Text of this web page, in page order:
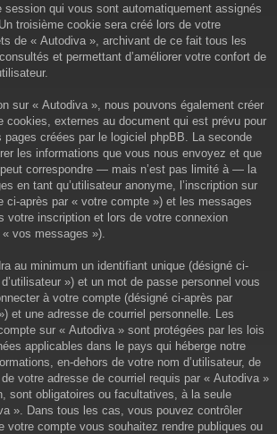
session qui vous sont automatiquement assignés
troisième cookie sera créé lors de votre
de « Autodiva », archivant de ce fait tous les
et permettant d’améliorer votre confort de
sur « Autodiva », nous pouvons également créer
cookies, externes au document qui est prévu pour
pages créées par le logiciel phpBB. La seconde
les informations que vous nous envoyez et que
correspondre — mais n’est pas limité à — la
en tant qu’utilisateur anonyme, l’inscription sur
ci-après par « votre compte ») et les messages
votre inscription et lors de votre connexion
vos messages »).
au minimum un identifiant unique (désigné ci-
») et un mot de passe personnel vous
à votre compte (désigné ci-après par
et une adresse de courriel personnelle. Les
sur « Autodiva » sont protégées par les lois
applicables dans le pays qui héberge notre
en-dehors de votre nom d’utilisateur, de
votre adresse de courriel requis par « Autodiva »
sont obligatoires ou facultatives, à la seule
». Dans tous les cas, vous pouvez contrôler
votre compte vous souhaitez rendre publiques ou